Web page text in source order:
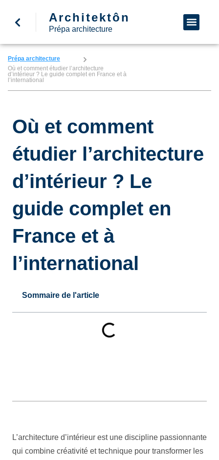
Architektôn
Prépa architecture
Prépa architecture
Où et comment étudier l’architecture
d’intérieur ? Le guide complet en France et à
l’international
Où et comment
étudier l’architecture
d’intérieur ? Le
guide complet en
France et à
l’international
Sommaire de l'article
L’architecture d’intérieur est une discipline passionnante
qui combine créativité et technique pour transformer les